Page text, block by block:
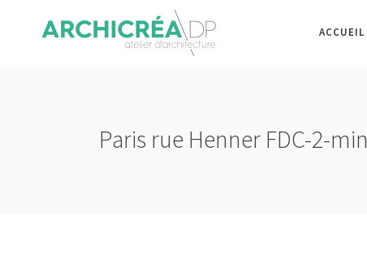
ACCUEIL
Paris rue Henner FDC-2-min